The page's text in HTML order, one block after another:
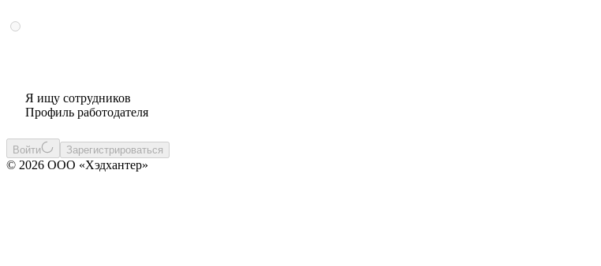
Я ищу сотрудников
Профиль работодателя
Войти Зарегистрироваться
© 2026 ООО «Хэдхантер»